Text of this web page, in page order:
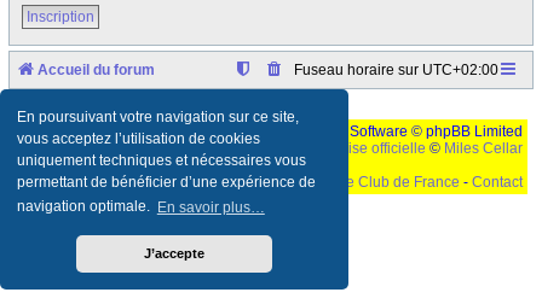
En poursuivant votre navigation sur ce site,
vous acceptez l’utilisation de cookies
uniquement techniques et nécessaires vous
permettant de bénéficier d’une expérience de
navigation optimale. En savoir plus…
J’accepte
Inscription
Accueil du forum Fuseau horaire sur UTC+02:00
Développé parphpBB
® Forum Software © phpBB Limited
Traduction française officielle © Miles Cellar
©Le Frégate Club de France - Contact
Ceci est un texte de remplissage qui n'a pour but que forcer l'elargissement de la div page...
parametres d'affichage pas defaut de votre navigateur" faut bien trouver des paliatifs !